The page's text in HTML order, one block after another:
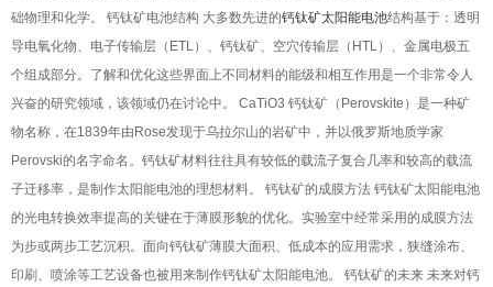
础物理和化学。 钙钛矿电池结构 大多数先进的钙钛矿太阳能电池结构基于：透明
导电氧化物、电子传输层（ETL）、钙钛矿、空穴传输层（HTL）、金属电极五
个组成部分。了解和优化这些界面上不同材料的能级和相互作用是一个非常令人
兴奋的研究领域，该领域仍在讨论中。 CaTiO3 钙钛矿（Perovskite）是一种矿
物名称，在1839年由Rose发现于乌拉尔山的岩矿中，并以俄罗斯地质学家
Perovski的名字命名。钙钛矿材料往往具有较低的载流子复合几率和较高的载流
子迁移率，是制作太阳能电池的理想材料。 钙钛矿的成膜方法 钙钛矿太阳能电池
的光电转换效率提高的关键在于薄膜形貌的优化。实验室中经常采用的成膜方法
为步或两步工艺沉积。面向钙钛矿薄膜大面积、低成本的应用需求，狭缝涂布、
印刷、喷涂等工艺设备也被用来制作钙钛矿太阳能电池。 钙钛矿的未来 未来对钙